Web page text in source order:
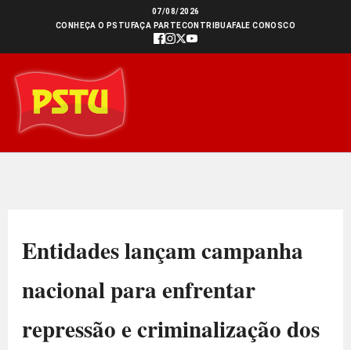
conteúdo
07/08/2026
CONHEÇA O PSTU FAÇA PARTECONTRIBUAFALE CONOSCO
Entidades lançam campanha
nacional para enfrentar
repressão e criminalização dos